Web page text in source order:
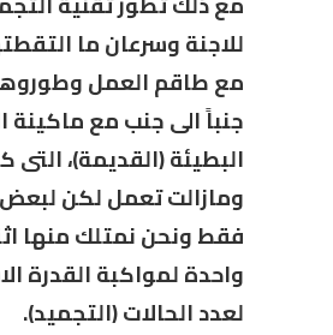
للاجنة وسرعان ما
مع طاقم العمل
جنباً الى جنب مع ماكينة
البطيئة (القديمة)، التى
ومازالت تعمل لكن لبعض
فقط ونحن نمتلك منها
واحدة لمواكبة القدرة
لعدد الحالات (التجميد).